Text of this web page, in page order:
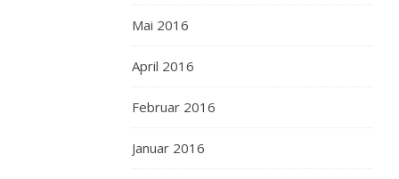
Mai 2016
April 2016
Februar 2016
Januar 2016